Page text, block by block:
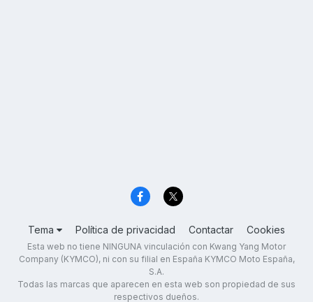
Tema Política de privacidad Contactar Cookies
Esta web no tiene NINGUNA vinculación con Kwang Yang Motor
Company (KYMCO), ni con su filial en España KYMCO Moto España,
S.A.
Todas las marcas que aparecen en esta web son propiedad de sus
respectivos dueños.